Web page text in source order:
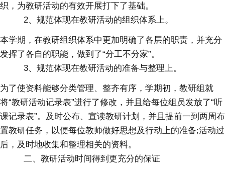
织，为教研活动的有效开展打下了基础。
2、规范体现在教研活动的组织体系上。
本学期，在教研组织体系中更加明确了各层的职责，并充分
发挥了各自的职能，做到了“分工不分家”。
3、规范体现在教研活动的准备与整理上。
为了使资料能够分类管理、整齐有序，学期初，教研组就
将“教研活动记录表”进行了修改，并且给每位组员发放了“听
课记录表”。及时公布、宣读教研计划，并且提前一到两周布
置教研任务，以便每位教师做好思想及行动上的准备;活动过
后，及时地收集和整理相关的资料。
二、教研活动时间得到更充分的保证